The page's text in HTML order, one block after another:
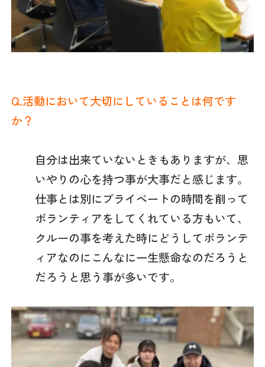
Q.活動において大切にしていることは何です
か？
自分は出来ていないときもありますが、思
いやりの心を持つ事が大事だと感じます。
仕事とは別にプライベートの時間を削って
ボランティアをしてくれている方もいて、
クルーの事を考えた時にどうしてボランテ
ィアなのにこんなに一生懸命なのだろうと
だろうと思う事が多いです。